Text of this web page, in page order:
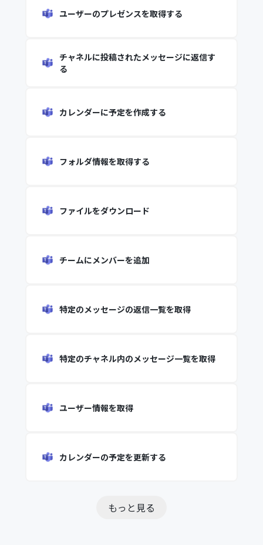
ユーザーのプレゼンスを取得する
チャネルに投稿されたメッセージに返信す
る
カレンダーに予定を作成する
フォルダ情報を取得する
ファイルをダウンロード
チームにメンバーを追加
特定のメッセージの返信一覧を取得
特定のチャネル内のメッセージ一覧を取得
ユーザー情報を取得
カレンダーの予定を更新する
もっと見る